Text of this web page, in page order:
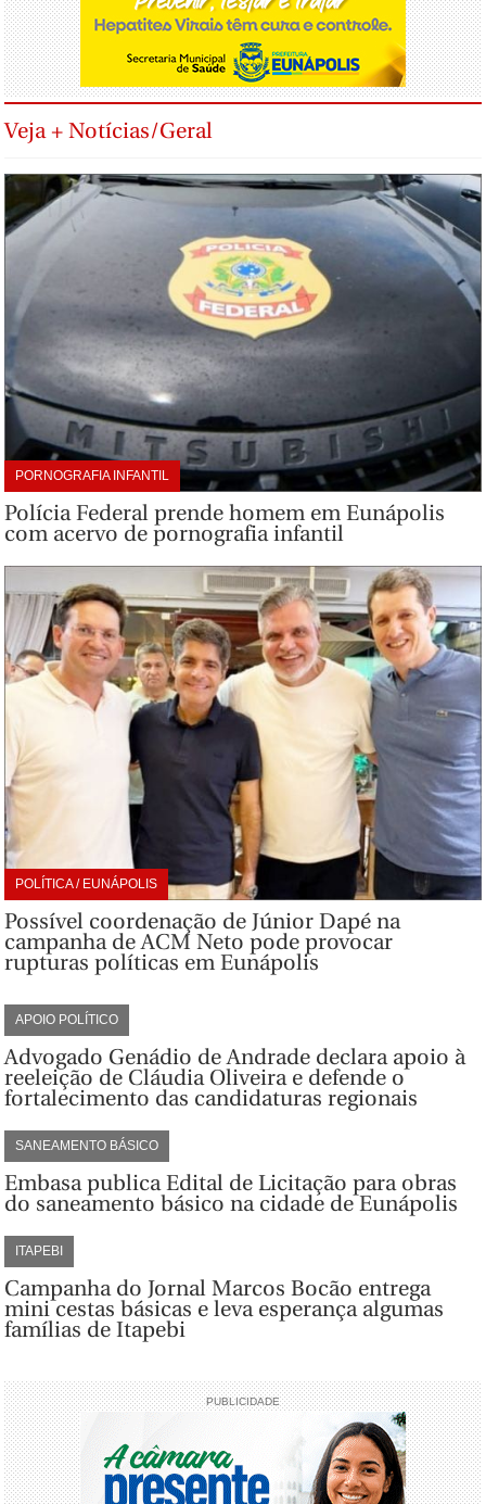
Veja + Notícias/Geral
PORNOGRAFIA INFANTIL
Polícia Federal prende homem em Eunápolis
com acervo de pornografia infantil
POLÍTICA / EUNÁPOLIS
Possível coordenação de Júnior Dapé na
campanha de ACM Neto pode provocar
rupturas políticas em Eunápolis
APOIO POLÍTICO
Advogado Genádio de Andrade declara apoio à
reeleição de Cláudia Oliveira e defende o
fortalecimento das candidaturas regionais
SANEAMENTO BÁSICO
Embasa publica Edital de Licitação para obras
do saneamento básico na cidade de Eunápolis
ITAPEBI
Campanha do Jornal Marcos Bocão entrega
mini cestas básicas e leva esperança algumas
famílias de Itapebi
PUBLICIDADE